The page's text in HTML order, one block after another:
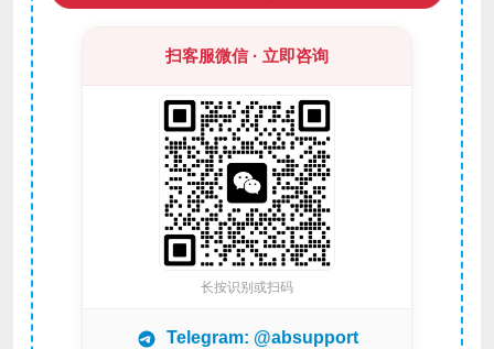
扫客服微信 · 立即咨询
长按识别或扫码
Telegram: @absupport